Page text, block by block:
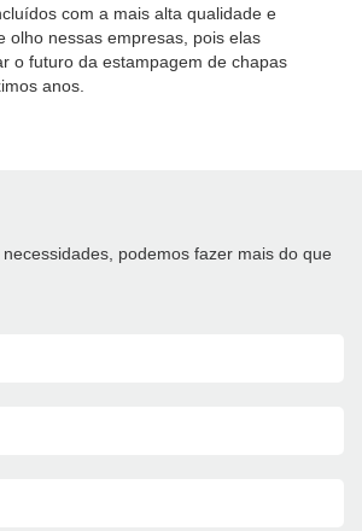
com a mais alta qualidade e
olho nessas empresas, pois elas
o futuro da estampagem de chapas
anos.
podemos fazer mais do que